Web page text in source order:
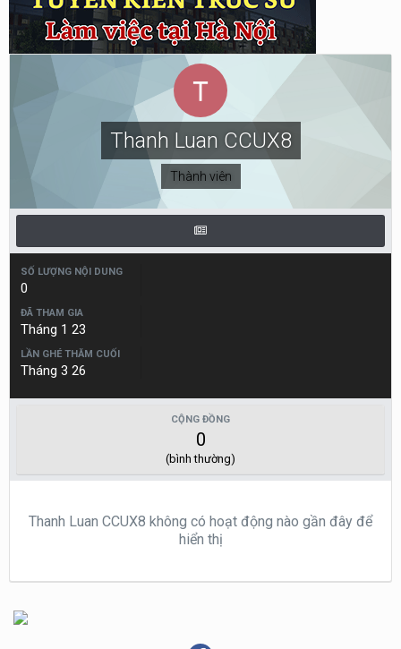
Thanh Luan CCUX8
Thành viên
SỐ LƯỢNG NỘI DUNG
0
ĐÃ THAM GIA
Tháng 1 23
LẦN GHÉ THĂM CUỐI
Tháng 3 26
CỘNG ĐỒNG
0
(bình thường)
Thanh Luan CCUX8 không có hoạt động nào gần đây để
hiển thị